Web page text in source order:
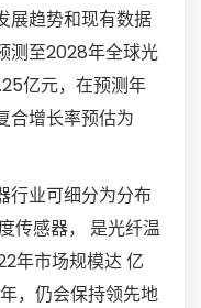
展趋势和现有数据
测至2028年全球光
亿元，在预测年
合增长率预估为
行业可细分为分布
传感器， 是光纤温
年市场规模达 亿
，仍会保持领先地